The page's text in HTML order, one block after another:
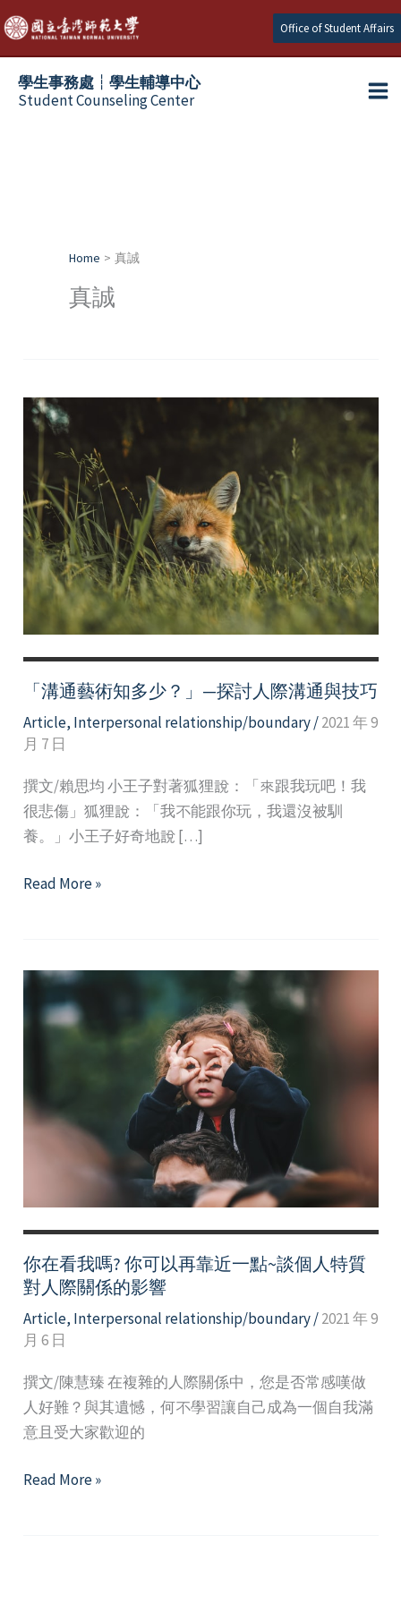
Skip
to
content
Office of Student Affairs
學生事務處┆學生輔導中心
Student Counseling Center
Home 真誠
真誠
「溝通藝術知多少？」—探討人際溝通與技巧
Article, Interpersonal relationship/boundary/2021 年 9
月 7 日
撰文/賴思均 小王子對著狐狸說：「來跟我玩吧！我
很悲傷」狐狸說：「我不能跟你玩，我還沒被馴
養。」小王子好奇地說 […]
「溝
知
少？」
討
通
與
技
巧
Read More »
你在看我嗎? 你可以再靠近一點~談個人特質
對人際關係的影響
Article, Interpersonal relationship/boundary/2021 年 9
月 6 日
撰文/陳慧臻 在複雜的人際關係中，您是否常感嘆做
人好難？與其遺憾，何不學習讓自己成為一個自我滿
意且受大家歡迎的
你
Read More »